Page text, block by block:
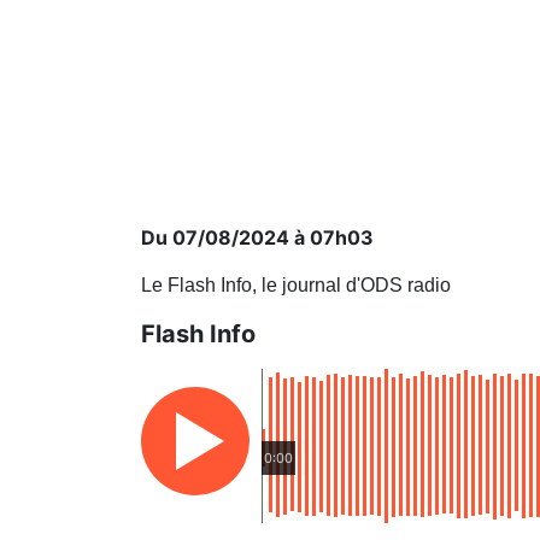
Du 07/08/2024 à 07h03
Le Flash Info, le journal d'ODS radio
Flash Info
0:00